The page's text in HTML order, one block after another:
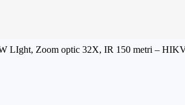
LIght, Zoom optic 32X, IR 150 metri –